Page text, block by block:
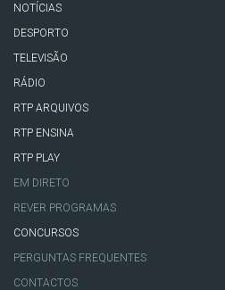
NOTÍCIAS
DESPORTO
TELEVISÃO
RÁDIO
RTP ARQUIVOS
RTP ENSINA
RTP PLAY
EM DIRETO
REVER PROGRAMAS
CONCURSOS
PERGUNTAS FREQUENTES
CONTACTOS